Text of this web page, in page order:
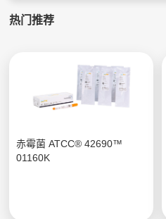
热门推荐
赤霉菌 ATCC® 42690™
01160K